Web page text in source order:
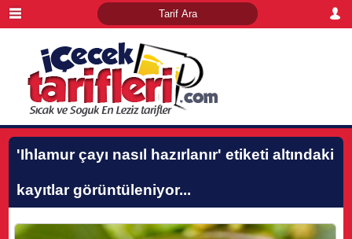
'Ihlamur çayı nasıl hazırlanır' etiketi altındaki
kayıtlar görüntüleniyor...